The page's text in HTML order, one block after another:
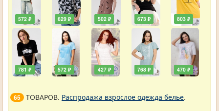
572 ₽
781 ₽
629 ₽
572 ₽
502 ₽
427 ₽
673 ₽
768 ₽
803 ₽
470 ₽
65 ТОВАРОВ. Распродажа взрослое одежда белье.